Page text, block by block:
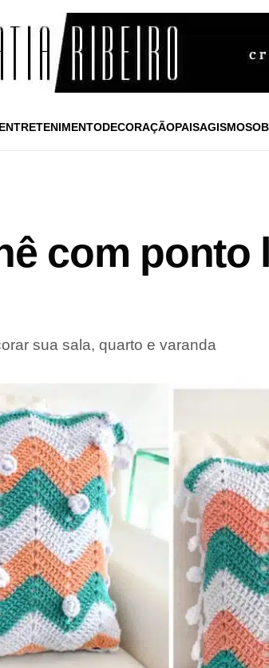
DECORAÇÃOPAISAGISMO
com ponto
sua sala, quarto e varanda